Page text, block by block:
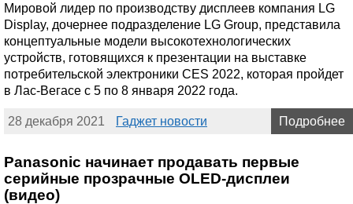
Мировой лидер по производству дисплеев компания LG
Display, дочернее подразделение LG Group, представила
концептуальные модели высокотехнологических
устройств, готовящихся к презентации на выставке
потребительской электроники CES 2022, которая пройдет
в Лас-Вегасе с 5 по 8 января 2022 года.
28 декабря 2021 Гаджет новости Подробнее
Panasonic начинает продавать первые
серийные прозрачные OLED-дисплеи
(видео)